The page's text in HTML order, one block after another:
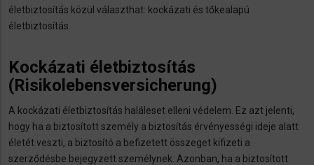
életbiztosítás közül választhat: kockázati és tőkealapú
életbiztosítás.
Kockázati életbiztosítás
(Risikolebensversicherung)
A kockázati életbiztosítás haláleset elleni védelem. Ez azt jelenti,
hogy ha a biztosított személy a biztosítás érvényességi ideje alatt
életét veszti, a biztosító a befizetett összeget kifizeti a
szerződésbe bejegyzett személynek. Azonban, ha a biztosított